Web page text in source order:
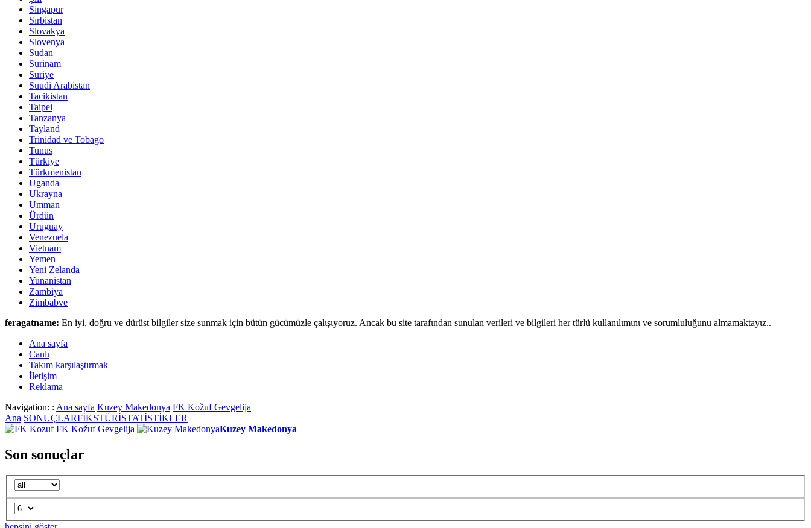
Singapur
Sırbistan
Slovakya
Slovenya
Sudan
Surinam
Suriye
Suudi Arabistan
Tacikistan
Taipei
Tanzanya
Tayland
Trinidad ve Tobago
Tunus
Türkiye
Türkmenistan
Uganda
Ukrayna
Umman
Ürdün
Uruguay
Venezuela
Vietnam
Yemen
Yeni Zelanda
Yunanistan
Zambiya
Zimbabve
feragatname: En iyi, doğru ve dürüst bilgiler size sunmak için bütün gücümüzle çalιşιyoruz. Ancak bu site tarafιndan sunulan verileri ve bilgileri her türlü kullanιlιmιnι ve sorumluluğunu almamaktayιz..
Ana sayfa
Canlι
Takım karşılaştırmak
İletişim
Reklama
Navigation: : Ana sayfa Kuzey Makedonya FK Kožuf Gevgelija
Ana SONUÇLARFİKSTÜRİSTATİSTİKLER
FK Kožuf Gevgelija
Kuzey Makedonya
Son sonuçlar